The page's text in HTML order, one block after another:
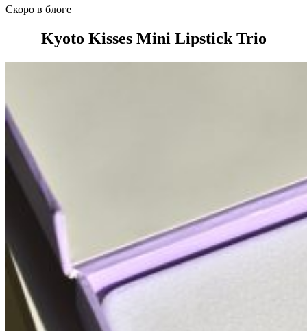
Скоро в блоге
Kyoto Kisses Mini Lipstick Trio